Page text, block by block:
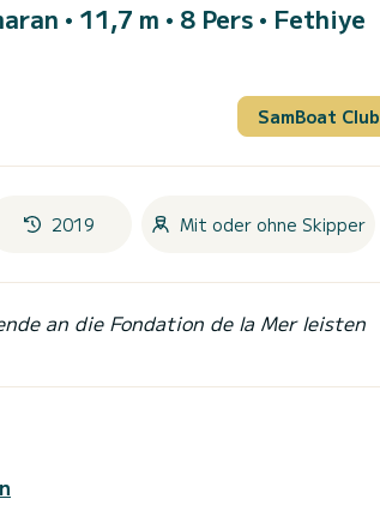
• 11,7 m • 8 Pers • Fethiye
SamBoat Club
2019 Mit oder ohne Skipper
an die Fondation de la Mer leisten